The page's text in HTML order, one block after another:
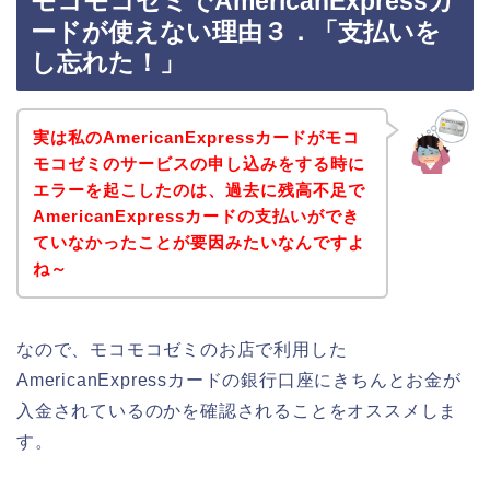
ードが使えない理由３．「支払いを
し忘れた！」
実は私のAmericanExpressカードがモコ
モコゼミのサービスの申し込みをする時に
エラーを起こしたのは、過去に残高不足で
AmericanExpressカードの支払いができ
ていなかったことが要因みたいなんですよ
ね～
なので、モコモコゼミのお店で利用した
AmericanExpressカードの銀行口座にきちんとお金が
入金されているのかを確認されることをオススメしま
す。